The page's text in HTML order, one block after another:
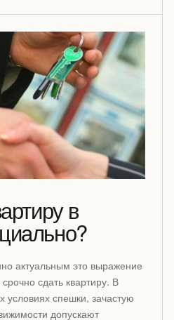
в
актуальным это выражение
сдать квартиру. В
условиях спешки, зачастую
допускают